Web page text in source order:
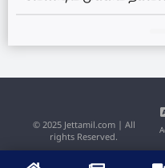
© 2025 Jettamil.com | All
rights Reserved.